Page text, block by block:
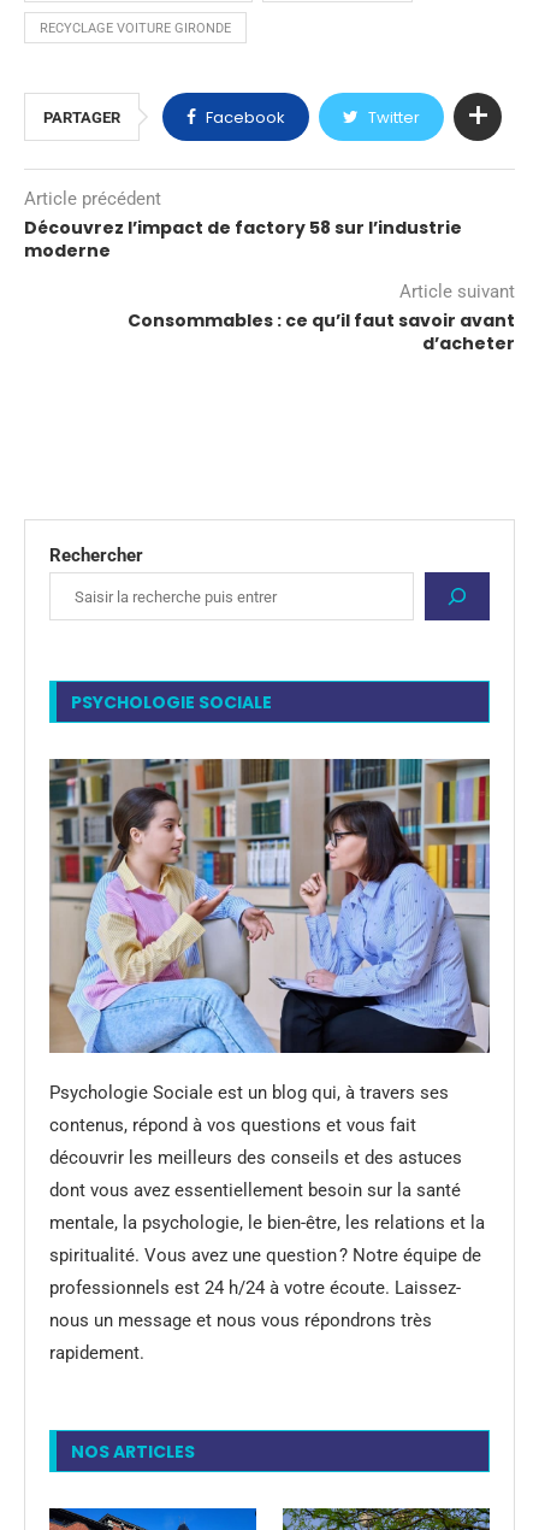
RECYCLAGE VOITURE GIRONDE
PARTAGER Facebook Twitter
Article précédent
Découvrez l’impact de factory 58 sur l’industrie
moderne
Article suivant
Consommables : ce qu’il faut savoir avant
d’acheter
Rechercher
PSYCHOLOGIE SOCIALE
Psychologie Sociale est un blog qui, à travers ses
contenus, répond à vos questions et vous fait
découvrir les meilleurs des conseils et des astuces
dont vous avez essentiellement besoin sur la santé
mentale, la psychologie, le bien-être, les relations et la
spiritualité. Vous avez une question ? Notre équipe de
professionnels est 24 h/24 à votre écoute. Laissez-
nous un message et nous vous répondrons très
rapidement.
NOS ARTICLES